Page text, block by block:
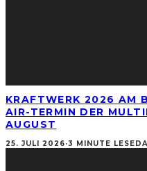
KRAFTWERK 2026 AM
AIR-TERMIN DER
AUGUST
25. JULI 2026·3 MINUTE